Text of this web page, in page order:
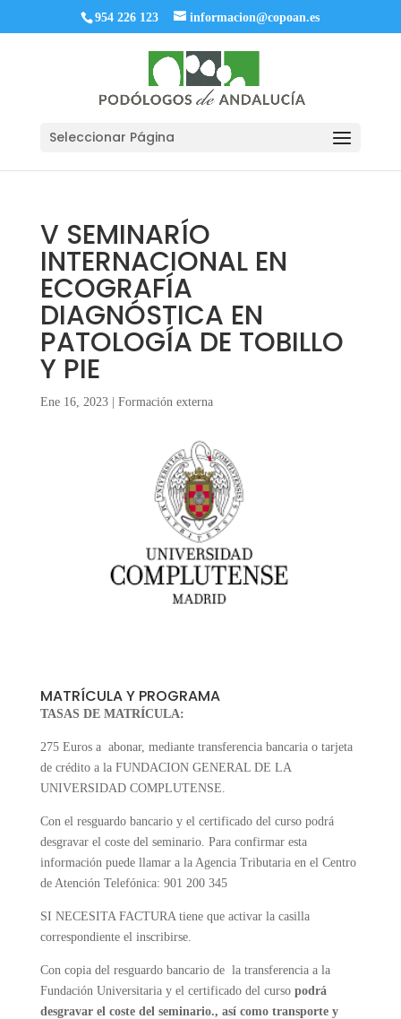
954 226 123 informacion@copoan.es
Seleccionar Página
V SEMINARÍO
INTERNACIONAL EN
ECOGRAFÍA
DIAGNÓSTICA EN
PATOLOGÍA DE TOBILLO
Y PIE
Ene 16, 2023| Formación externa
MATRÍCULA Y PROGRAMA
TASAS DE MATRÍCULA:
275 Euros a abonar, mediante transferencia bancaria o tarjeta
de crédito a la FUNDACION GENERAL DE LA
UNIVERSIDAD COMPLUTENSE.
Con el resguardo bancario y el certificado del curso podrá
desgravar el coste del seminario. Para confirmar esta
información puede llamar a la Agencia Tributaria en el Centro
de Atención Telefónica: 901 200 345
SI NECESITA FACTURA tiene que activar la casilla
correspondiente el inscribirse.
Con copia del resguardo bancario de la transferencia a la
Fundación Universitaria y el certificado del curso podrá
desgravar el coste del seminario., así como transporte y